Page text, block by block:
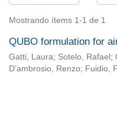
Mostrando ítems 1-1 de 1
QUBO formulation for
Gatti, Laura; Sotelo, Rafael ;
D’ambrosio, Renzo; Fuidio,